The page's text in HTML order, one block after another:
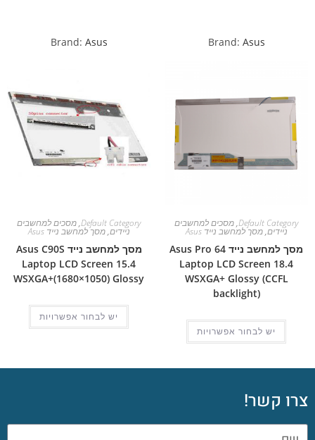
Brand: Asus
Default Category
,מסכים למחשבים
ניידים,מסך למחשב נייד Asus
מסך למחשב נייד Asus Pro 64
Laptop LCD Screen 18.4
WSXGA+ Glossy (CCFL
backlight)
יש לבחור אפשרויות
Brand: Asus
Default Category
,מסכים למחשבים
ניידים,מסך למחשב נייד Asus
מסך למחשב נייד Asus C90S
Laptop LCD Screen 15.4
WSXGA+(1680×1050) Glossy
יש לבחור אפשרויות
צרו קשר!